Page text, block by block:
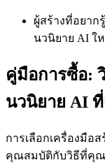
ผู้สร้างที่อยาก
นวนิยาย AI ใ
คู่มือการซื้อ:
นวนิยาย AI
การเลือกเครื่องมือ
คุณสมบัติกับวิธีที่คุณ